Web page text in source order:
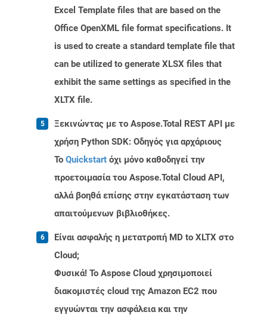
Excel Template files that are based on the
Office OpenXML file format specifications. It
is used to create a standard template file that
can be utilized to generate XLSX files that
exhibit the same settings as specified in the
XLTX file.
Ξεκινώντας με το Aspose.Total REST API με
χρήση Python SDK: Οδηγός για αρχάριους
Το Quickstart όχι μόνο καθοδηγεί την
προετοιμασία του Aspose.Total Cloud API,
αλλά βοηθά επίσης στην εγκατάσταση των
απαιτούμενων βιβλιοθήκες.
Είναι ασφαλής η μετατροπή MD to XLTX στο
Cloud;
Φυσικά! Το Aspose Cloud χρησιμοποιεί
διακομιστές cloud της Amazon EC2 που
εγγυώνται την ασφάλεια και την